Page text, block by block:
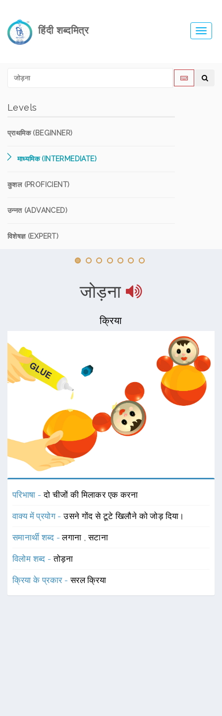
हिंदी शब्दमित्र
Levels
प्राथमिक (BEGINNER)
माध्यमिक (INTERMEDIATE)
कुशल (PROFICIENT)
उन्नत (ADVANCED)
विशेषज्ञ (EXPERT)
जोड़ना
क्रिया
परिभाषा -दो चीजों की मिलाकर एक करना
वाक्य में प्रयोग -उसने गोंद से टूटे खिलौने को जोड़ दिया।
समानार्थी शब्द -लगाना ,सटाना
विलोम शब्द -तोड़ना
क्रिया के प्रकार -सरल क्रिया